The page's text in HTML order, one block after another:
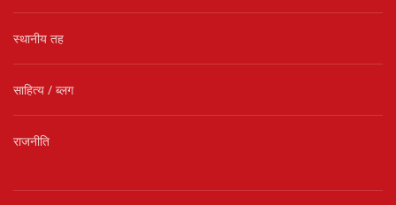
स्थानीय तह
साहित्य / ब्लग
राजनीति